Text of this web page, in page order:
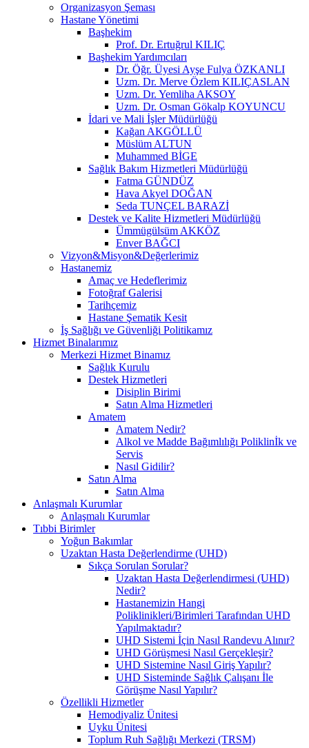
Organizasyon Şeması
Hastane Yönetimi
Başhekim
Prof. Dr. Ertuğrul KILIÇ
Başhekim Yardımcıları
Dr. Öğr. Üyesi Ayşe Fulya ÖZKANLI
Uzm. Dr. Merve Özlem KILIÇASLAN
Uzm. Dr. Yemliha AKSOY
Uzm. Dr. Osman Gökalp KOYUNCU
İdari ve Mali İşler Müdürlüğü
Kağan AKGÖLLÜ
Müslüm ALTUN
Muhammed BİGE
Sağlık Bakım Hizmetleri Müdürlüğü
Fatma GÜNDÜZ
Hava Akyel DOĞAN
Seda TUNÇEL BARAZİ
Destek ve Kalite Hizmetleri Müdürlüğü
Ümmügülsüm AKKÖZ
Enver BAĞCI
Vizyon&Misyon&Değerlerimiz
Hastanemiz
Amaç ve Hedeflerimiz
Fotoğraf Galerisi
Tarihçemiz
Hastane Şematik Kesit
İş Sağlığı ve Güvenliği Politikamız
Hizmet Binalarımız
Merkezi Hizmet Binamız
Sağlık Kurulu
Destek Hizmetleri
Disiplin Birimi
Satın Alma Hizmetleri
Amatem
Amatem Nedir?
Alkol ve Madde Bağımlılığı Poliklinİk ve
Servis
Nasıl Gidilir?
Satın Alma
Satın Alma
Anlaşmalı Kurumlar
Anlaşmalı Kurumlar
Tıbbi Birimler
Yoğun Bakımlar
Uzaktan Hasta Değerlendirme (UHD)
Sıkça Sorulan Sorular?
Uzaktan Hasta Değerlendirmesi (UHD)
Nedir?
Hastanemizin Hangi
Poliklinikleri/Birimleri Tarafından UHD
Yapılmaktadır?
UHD Sistemi İçin Nasıl Randevu Alınır?
UHD Görüşmesi Nasıl Gerçekleşir?
UHD Sistemine Nasıl Giriş Yapılır?
UHD Sisteminde Sağlık Çalışanı İle
Görüşme Nasıl Yapılır?
Özellikli Hizmetler
Hemodiyaliz Ünitesi
Uyku Ünitesi
Toplum Ruh Sağlığı Merkezi (TRSM)